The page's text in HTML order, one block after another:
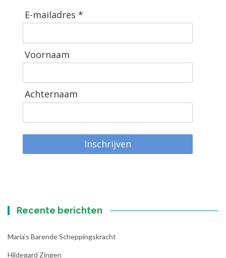
E-mailadres *
Voornaam
Achternaam
Inschrijven
Recente berichten
Maria’s Barende Scheppingskracht
Hildegard Zingen